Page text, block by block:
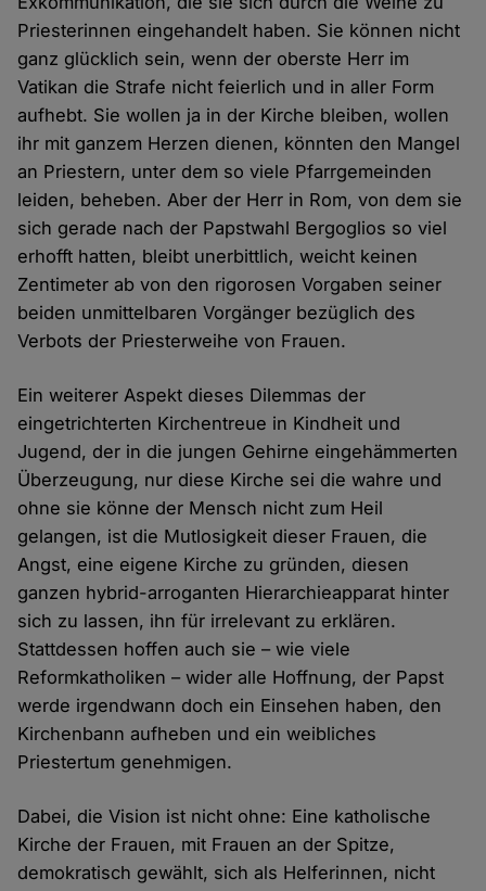
Priesterinnen eingehandelt haben. Sie können nicht
ganz glücklich sein, wenn der oberste Herr im
Vatikan die Strafe nicht feierlich und in aller Form
aufhebt. Sie wollen ja in der Kirche bleiben, wollen
ihr mit ganzem Herzen dienen, könnten den Mangel
an Priestern, unter dem so viele Pfarrgemeinden
leiden, beheben. Aber der Herr in Rom, von dem sie
sich gerade nach der Papstwahl Bergoglios so viel
erhofft hatten, bleibt unerbittlich, weicht keinen
Zentimeter ab von den rigorosen Vorgaben seiner
beiden unmittelbaren Vorgänger bezüglich des
Verbots der Priesterweihe von Frauen.
Ein weiterer Aspekt dieses Dilemmas der
eingetrichterten Kirchentreue in Kindheit und
Jugend, der in die jungen Gehirne eingehämmerten
Überzeugung, nur diese Kirche sei die wahre und
ohne sie könne der Mensch nicht zum Heil
gelangen, ist die Mutlosigkeit dieser Frauen, die
Angst, eine eigene Kirche zu gründen, diesen
ganzen hybrid-arroganten Hierarchieapparat hinter
sich zu lassen, ihn für irrelevant zu erklären.
Stattdessen hoffen auch sie – wie viele
Reformkatholiken – wider alle Hoffnung, der Papst
werde irgendwann doch ein Einsehen haben, den
Kirchenbann aufheben und ein weibliches
Priestertum genehmigen.
Dabei, die Vision ist nicht ohne: Eine katholische
Kirche der Frauen, mit Frauen an der Spitze,
demokratisch gewählt, sich als Helferinnen, nicht